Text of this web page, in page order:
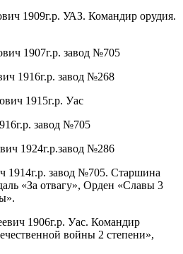
1909г.р. УАЗ. Командир орудия.
1907г.р. завод №705
1916г.р. завод №268
1915г.р. Уас
завод №705
1924г.р.завод №286
1914г.р. завод №705. Старшина
«За отвагу», Орден «Славы 3
1906г.р. Уас. Командир
войны 2 степени»,